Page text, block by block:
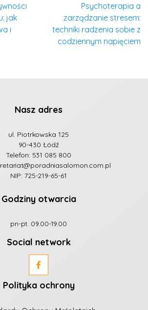
jak
i
Psychoterapia a
zarządzanie stresem:
techniki radzenia sobie z
codziennym napięciem
Nasz adres
ul. Piotrkowska 125
90-430 Łódź
Telefon: 531 085 800
NIP: 725-219-65-61
Godziny otwarcia
pn-pt. 09.00-19.00
Social network
Polityka ochrony